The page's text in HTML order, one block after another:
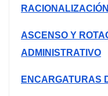
RACIONALIZACIÓN
ASCENSO Y
ADMINISTRATIVO
ENCARGATURAS